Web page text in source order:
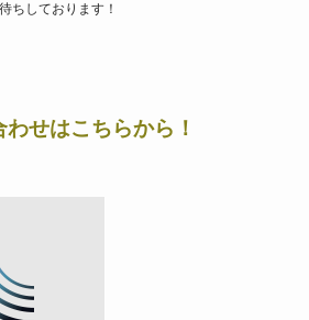
ちしております！
せはこちらから！